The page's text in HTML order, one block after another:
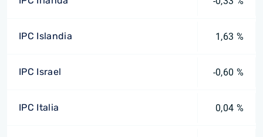
IPC Islandia 1,63 %
IPC Israel -0,60 %
IPC Italia 0,04 %